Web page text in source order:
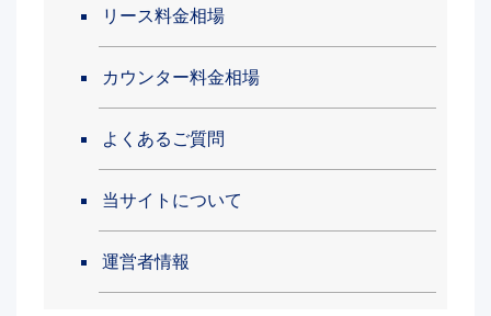
リース料金相場
カウンター料金相場
よくあるご質問
当サイトについて
運営者情報